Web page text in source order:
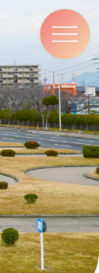
ナ
ゲ
ー
シ
ョ
ン
メ
ニ
ュ
ー